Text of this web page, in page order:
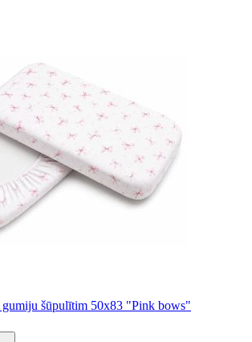
gumiju šūpulītim 50x83 "Pink bows"